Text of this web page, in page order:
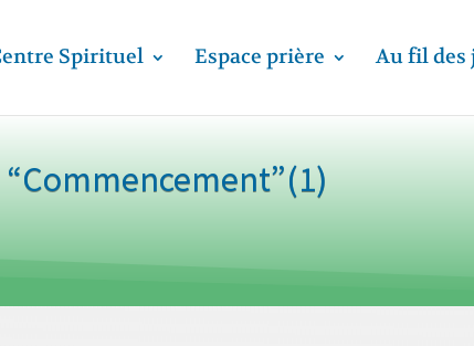
Spirituel Espace prière Au fil des